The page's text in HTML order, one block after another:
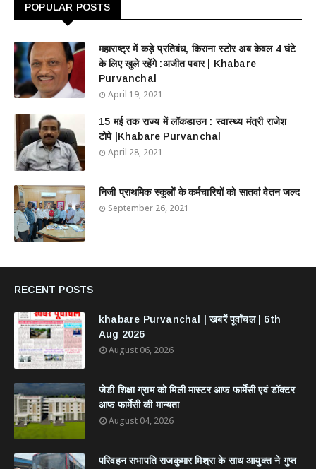
POPULAR POSTS
महाराष्ट्र में कड़े प्रतिबंध, किराना स्टोर अब केवल 4 घंटे
के लिए खुले रहेंगे :अजीत पवार | Khabare
Purvanchal
April 19, 2021
15 मई तक राज्य में लॉकडाउन : स्वास्थ्य मंत्री राजेश
टोपे |Khabare Purvanchal
April 28, 2021
निजी प्राथमिक स्कूलों के कर्मचारियों को सातवां वेतन जल्द
September 26, 2021
RECENT POSTS
khabare Purvanchal | खबरें पूर्वांचल | 6th
Aug 2026
August 06, 2026
जेडी शिक्षा ग्राम को मिली मास्टर आफ फार्मेसी एवं डॉक्टर
आफ फार्मेसी की मान्यता
August 04, 2026
परिवहन सभापति राजकुमार मिश्रा के साथ आयुक्त ने गुप्त